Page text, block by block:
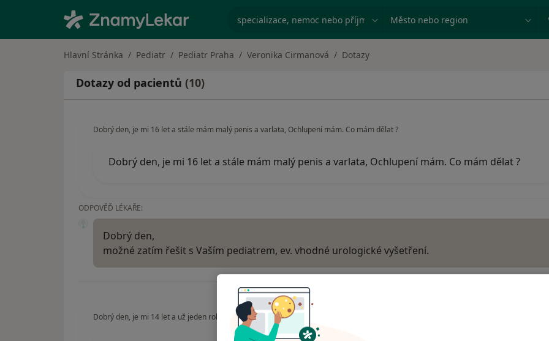
specializace, nemoc nebo příjmení Město nebo region
Hlavní Stránka Pediatr Pediatr Praha Veronika Cirmanová Dotazy
Dotazy od pacientů (10)
Dobrý den, je mi 16 let a stále mám malý penis a varlata, Ochlupení mám. Co mám dělat ?
Dobrý den, je mi 16 let a stále mám malý penis a varlata, Ochlupení mám. Co mám dělat ?
ODPOVĚĎ LÉKAŘE:
Dobrý den,
možné zatím řešit s Vaším pediatrem, ev. vhodné urologické vyšetření.
Dobrý den, je mi 14 let a už jeden rok mě trápí že, pokaždé po masturbaci mě bolí kostrč a nutí mě t